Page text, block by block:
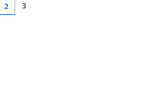
2 3